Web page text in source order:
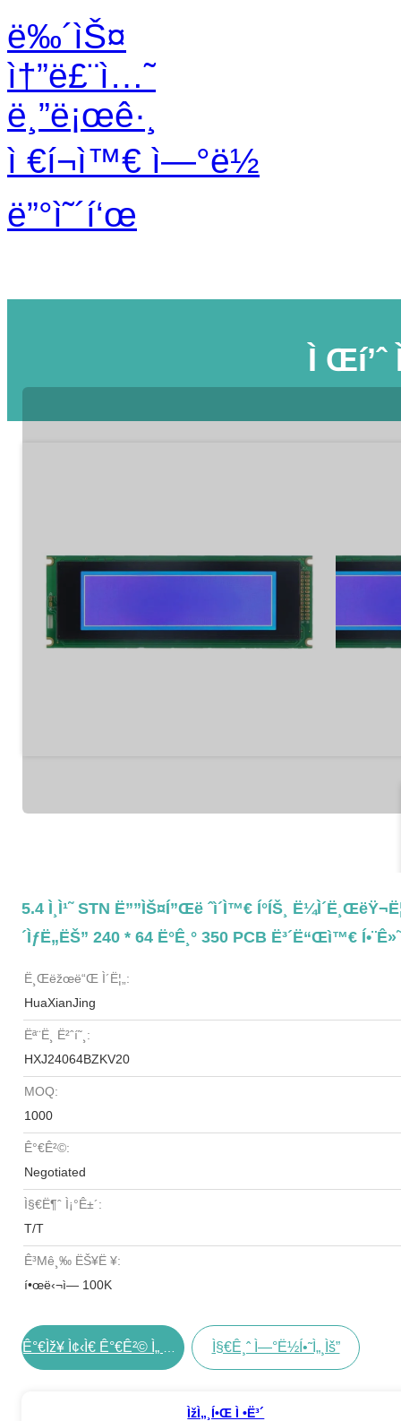
ë‰´ìŠ¤
ì†”ë£¨ì…˜
ë¸”ë¡œê·¸
ì €í¬ì™€ ì—°ë½
ë”°ì˜´í‘œ
Ì Œí’ˆ
5.4 Ì¸ì¹˜ STN Ë””ìŠ¤í”Œë ˆì´ì™€ Í°íŠ¸
´ìƒë„ëŠ” 240 * 64 Ë°ê¸° 350 PCB Ë³´ë“œì™€ Í•¨ê»˜
Ë¸Œëžœë“œ Ì´ë¦„:
HuaXianJing
Ëª¨ë¸ Ë²ˆí˜¸:
HXJ24064BZKV20
MOQ:
1000
Ê°€ê²©:
Negotiated
Ì§€ë¶ˆ Ì¡°ê±´:
T/T
Ê³µê¸‰ ËŠ¥ë ¥:
í•œë‹¬ì— 100K
Ì§€ê¸ˆ Ì—°ë½í•˜ì„¸ìš”
Ìžì„¸í•œ Ì •ë³´